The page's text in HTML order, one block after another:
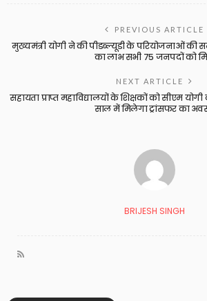
PREVIOUS ARTICLE
मुख्यमंत्री योगी ने की पीडब्ल्यूडी के परियोजनाओं की
का लाभ सभी 75 जनपदों को
NEXT ARTICLE
सहायता प्राप्त महाविद्यालयों के शिक्षकों को सीएम
साल में मिलेगा ट्रांसफर का
BRIJESH SINGH